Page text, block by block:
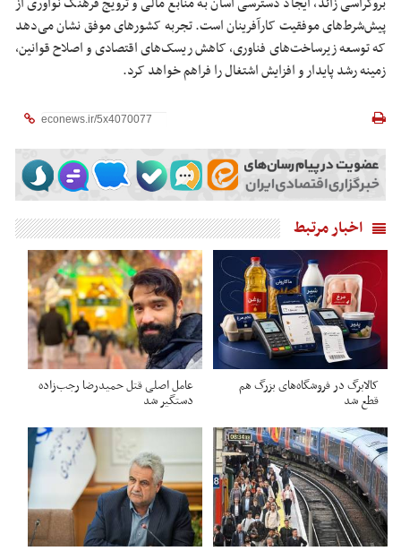
پیش‌شرط‌های موفقیت کارآفرینان است. تجربه کشورهای موفق نشان می‌دهد
که توسعه زیرساخت‌های فناوری، کاهش ریسک‌های اقتصادی و اصلاح قوانین،
زمینه رشد پایدار و افزایش اشتغال را فراهم خواهد کرد.
اخبار مرتبط
کالابرگ در فروشگاه‌های بزرگ هم
قطع شد
عامل اصلی قتل حمیدرضا رجب‌زاده
دستگیر شد